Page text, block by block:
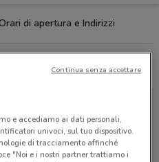
di apertura e Indirizzi
VoltaNatura
e accediamo ai dati personali,
univoci, sul tuo dispositivo.
di tracciamento affinché
"Noi e i nostri partner trattiamo i
Continua senza accettare